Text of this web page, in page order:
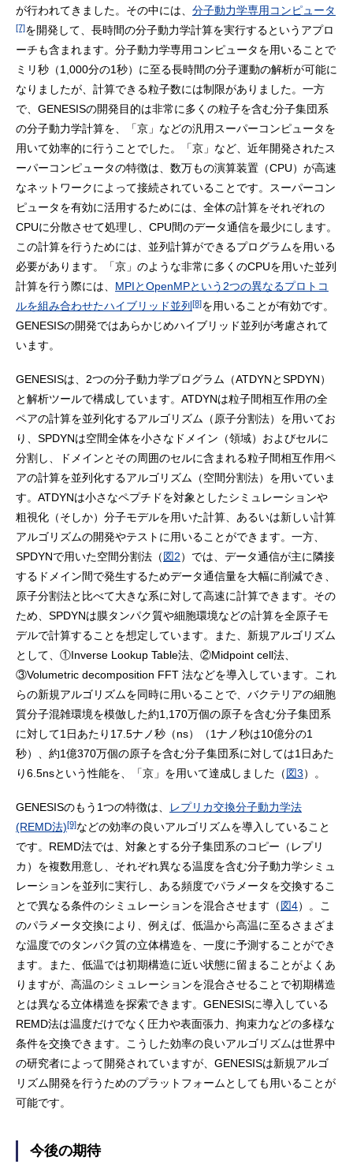
が行われてきました。その中には、 分子動力学専用コンピュータ
[7]を開発して、長時間の分子動力学計算を実行するというアプロ
ーチも含まれます。分子動力学専用コンピュータを用いることで
ミリ秒（1,000分の1秒）に至る長時間の分子運動の解析が可能に
なりましたが、計算できる粒子数には制限がありました。一方
で、GENESISの開発目的は非常に多くの粒子を含む分子集団系
の分子動力学計算を、「京」などの汎用スーパーコンピュータを
用いて効率的に行うことでした。「京」など、近年開発されたス
ーパーコンピュータの特徴は、数万もの演算装置（CPU）が高速
なネットワークによって接続されていることです。スーパーコン
ピュータを有効に活用するためには、全体の計算をそれぞれの
CPUに分散させて処理し、CPU間のデータ通信を最少にします。
この計算を行うためには、並列計算ができるプログラムを用いる
必要があります。「京」のような非常に多くのCPUを用いた並列
計算を行う際には、 MPIとOpenMPという2つの異なるプロトコ
ルを組み合わせたハイブリッド並列 [8]を用いることが有効です。
GENESISの開発ではあらかじめハイブリッド並列が考慮されて
います。
GENESISは、2つの分子動力学プログラム（ATDYNとSPDYN）
と解析ツールで構成しています。ATDYNは粒子間相互作用の全
ペアの計算を並列化するアルゴリズム（原子分割法）を用いてお
り、SPDYNは空間全体を小さなドメイン（領域）およびセルに
分割し、ドメインとその周囲のセルに含まれる粒子間相互作用ペ
アの計算を並列化するアルゴリズム（空間分割法）を用いていま
す。ATDYNは小さなペプチドを対象としたシミュレーションや
粗視化（そしか）分子モデルを用いた計算、あるいは新しい計算
アルゴリズムの開発やテストに用いることができます。一方、
SPDYNで用いた空間分割法（図2）では、データ通信が主に隣接
するドメイン間で発生するためデータ通信量を大幅に削減でき、
原子分割法と比べて大きな系に対して高速に計算できます。その
ため、SPDYNは膜タンパク質や細胞環境などの計算を全原子モ
デルで計算することを想定しています。また、新規アルゴリズム
として、①Inverse Lookup Table法、②Midpoint cell法、
③Volumetric decomposition FFT 法などを導入しています。これ
らの新規アルゴリズムを同時に用いることで、バクテリアの細胞
質分子混雑環境を模倣した約1,170万個の原子を含む分子集団系
に対して1日あたり17.5ナノ秒（ns）（1ナノ秒は10億分の1
秒）、約1億370万個の原子を含む分子集団系に対しては1日あた
り6.5nsという性能を、「京」を用いて達成しました（図3）。
GENESISのもう1つの特徴は、
レプリカ交換分子動力学法
(REMD法)[9]などの効率の良いアルゴリズムを導入していること
です。REMD法では、対象とする分子集団系のコピー（レプリ
カ）を複数用意し、それぞれ異なる温度を含む分子動力学シミュ
レーションを並列に実行し、ある頻度でパラメータを交換するこ
とで異なる条件のシミュレーションを混合させます（図4）。こ
のパラメータ交換により、例えば、低温から高温に至るさまざま
な温度でのタンパク質の立体構造を、一度に予測することができ
ます。また、低温では初期構造に近い状態に留まることがよくあ
りますが、高温のシミュレーションを混合させることで初期構造
とは異なる立体構造を探索できます。GENESISに導入している
REMD法は温度だけでなく圧力や表面張力、拘束力などの多様な
条件を交換できます。こうした効率の良いアルゴリズムは世界中
の研究者によって開発されていますが、GENESISは新規アルゴ
リズム開発を行うためのプラットフォームとしても用いることが
可能です。
今後の期待